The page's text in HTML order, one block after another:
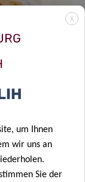
X
um Ihnen
wir uns an
Sie der